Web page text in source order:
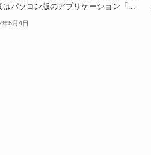
はパソコン版のアプリケーション「...
年5月4日